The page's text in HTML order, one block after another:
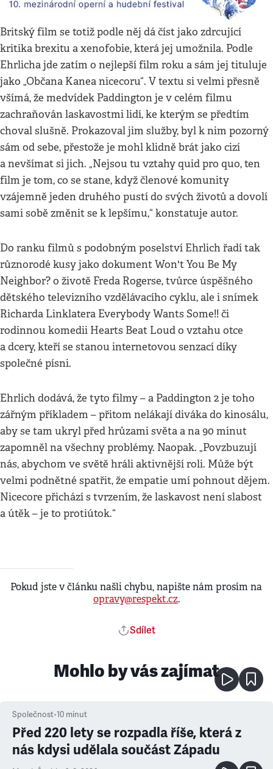
Britský film se totiž podle něj dá číst jako zdrcující
kritika brexitu a xenofobie, která jej umožnila. Podle
Ehrlicha jde zatím o nejlepší film roku a sám jej tituluje
jako „Občana Kanea nicecoru“. V textu si velmi přesně
všímá, že medvídek Paddington je v celém filmu
zachraňován laskavostmi lidí, ke kterým se předtím
choval slušně. Prokazoval jim služby, byl k nim pozorný
sám od sebe, přestože je mohl klidně brát jako cizí
a nevšímat si jich. „Nejsou tu vztahy quid pro quo, ten
film je tom, co se stane, když členové komunity
vzájemně jeden druhého pustí do svých životů a dovolí
sami sobě změnit se k lepšímu,“ konstatuje autor.
Do ranku filmů s podobným poselství Ehrlich řadí tak
různorodé kusy jako dokument Won't You Be My
Neighbor? o životě Freda Rogerse, tvůrce úspěšného
dětského televizního vzdělávacího cyklu, ale i snímek
Richarda Linklatera Everybody Wants Some!! či
rodinnou komedii Hearts Beat Loud o vztahu otce
a dcery, kteří se stanou internetovou senzací díky
společné písni.
Ehrlich dodává, že tyto filmy – a Paddington 2 je toho
zářným příkladem – přitom nelákají diváka do kinosálu,
aby se tam ukryl před hrůzami světa a na 90 minut
zapomněl na všechny problémy. Naopak. „Povzbuzují
nás, abychom ve světě hráli aktivnější roli. Může být
velmi podnětné spatřit, že empatie umí pohnout dějem.
Nicecore přichází s tvrzením, že laskavost není slabost
a útěk – je to protiútok.“
Pokud jste v článku našli chybu, napište nám prosím na
opravy@respekt.cz.
Sdílet
Mohlo by vás zajímat
Společnost•10 minut
Před 220 lety se rozpadla říše, která z
nás kdysi udělala součást Západu